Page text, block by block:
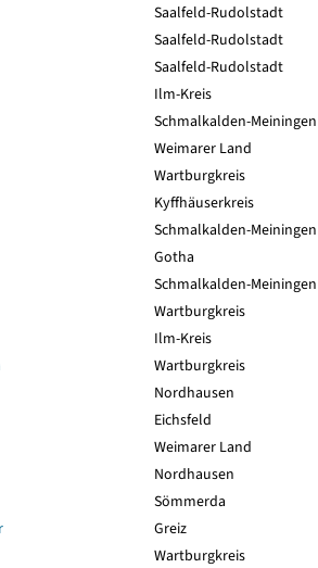
Saalfeld-Rudolstadt
Saalfeld-Rudolstadt
Saalfeld-Rudolstadt
Ilm-Kreis
Schmalkalden-Meiningen
Weimarer Land
Wartburgkreis
Kyffhäuserkreis
Schmalkalden-Meiningen
Gotha
Schmalkalden-Meiningen
Wartburgkreis
Ilm-Kreis
Wartburgkreis
Nordhausen
Eichsfeld
Weimarer Land
Nordhausen
Sömmerda
Greiz
Wartburgkreis